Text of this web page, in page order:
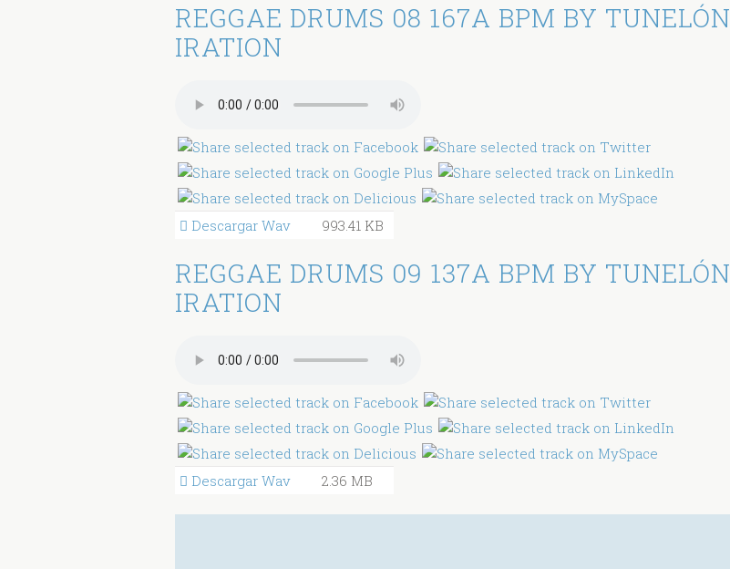
REGGAE DRUMS 08 167A BPM BY TUNELÓN
IRATION
Descargar Wav 993.41 KB
REGGAE DRUMS 09 137A BPM BY TUNELÓN
IRATION
Descargar Wav 2.36 MB